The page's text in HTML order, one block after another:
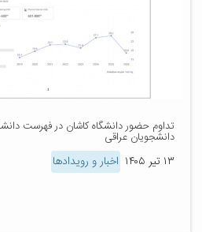
تداوم حضور دانشگاه کاشان در فهرست
دانشجویان عراقی
۱۳ تیر ۱۴۰۵ اخبار و رویدادها